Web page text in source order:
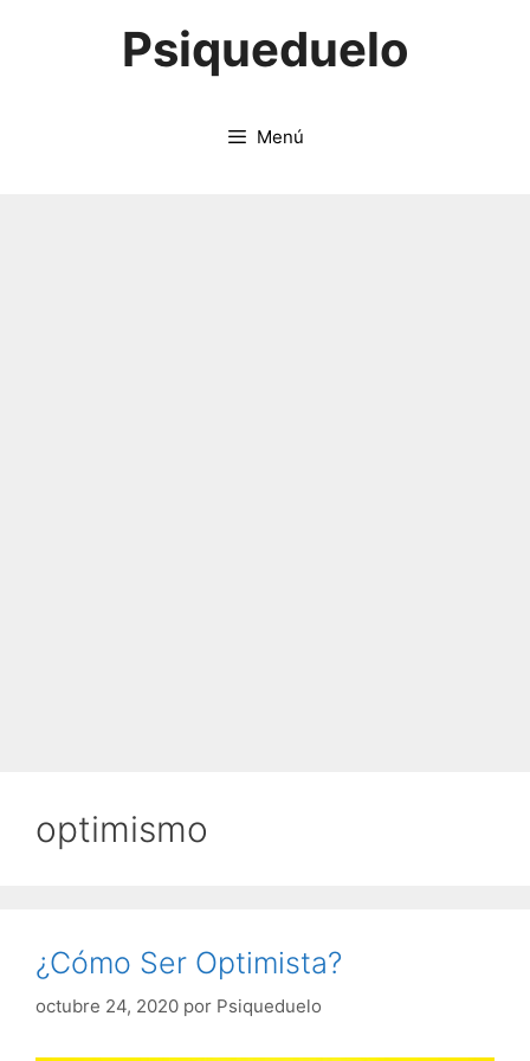
Psiqueduelo
Menú
optimismo
¿Cómo Ser Optimista?
octubre 24, 2020 por Psiqueduelo